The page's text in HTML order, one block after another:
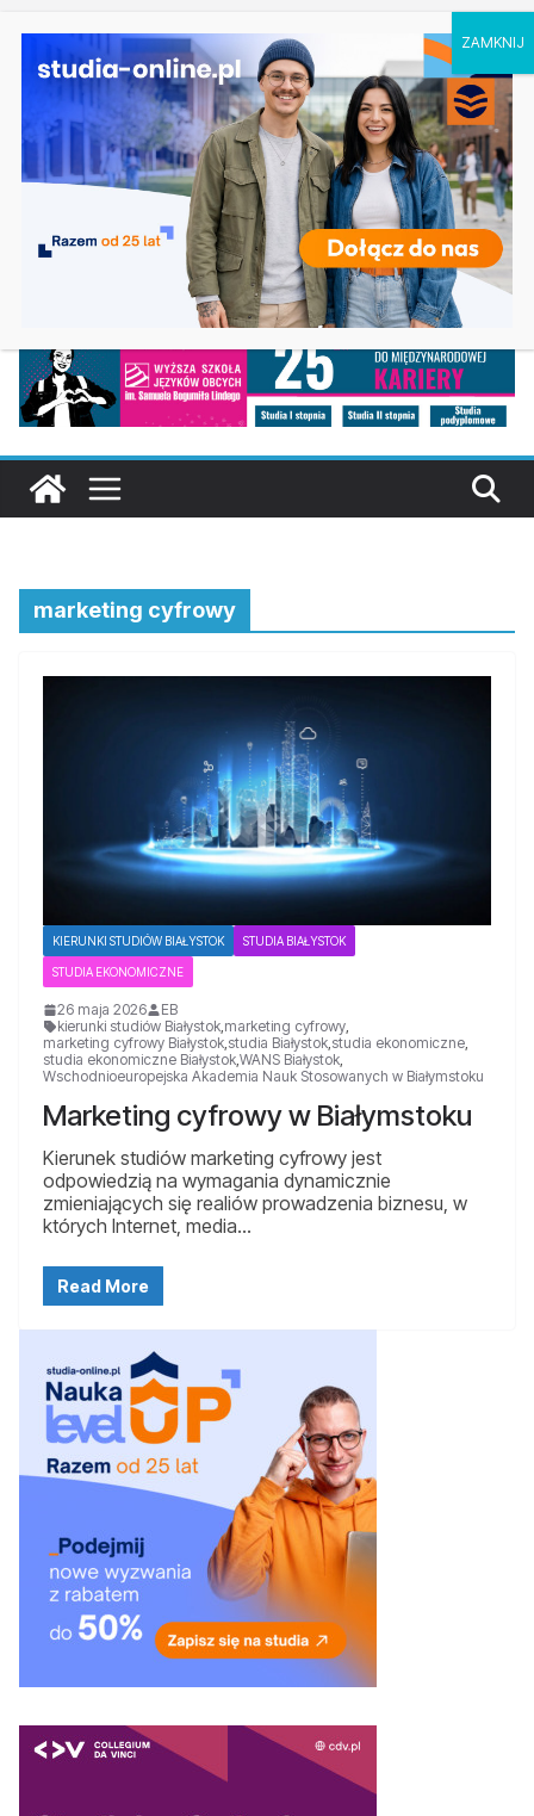
Ostatnie
wpisy:
Elektroniczne przetwarzanie informacji w
Krakowie
Prawo w Łomży
Pedagogika przedszkolna i wczesnoszkolna w
Skierniewicach
Kosmetologia w Opolu
Logistyka – studia inżynierskie na Uniwersytecie
Szczecińskim
marketing cyfrowy
KIERUNKI STUDIÓW BIAŁYSTOK STUDIA BIAŁYSTOK
STUDIA EKONOMICZNE
26 maja 2026
EB
kierunki studiów Białystok,marketing cyfrowy,
marketing cyfrowy Białystok,studia Białystok,studia ekonomiczne,
studia ekonomiczne Białystok,WANS Białystok,
Wschodnioeuropejska Akademia Nauk Stosowanych w Białymstoku
Marketing cyfrowy w Białymstoku
Kierunek studiów marketing cyfrowy jest
odpowiedzią na wymagania dynamicznie
zmieniających się realiów prowadzenia biznesu, w
których Internet, media…
Read More